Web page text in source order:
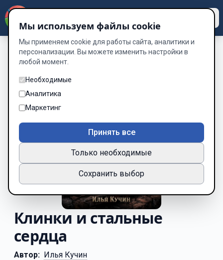
Клинки и стальные
сердца
Автор: Илья Кучин
Мы используем файлы cookie
Мы применяем cookie для работы сайта, аналитики и
персонализации. Вы можете изменить настройки в
любой момент.
Необходимые
Аналитика
Маркетинг
Принять все
Только необходимые
Сохранить выбор